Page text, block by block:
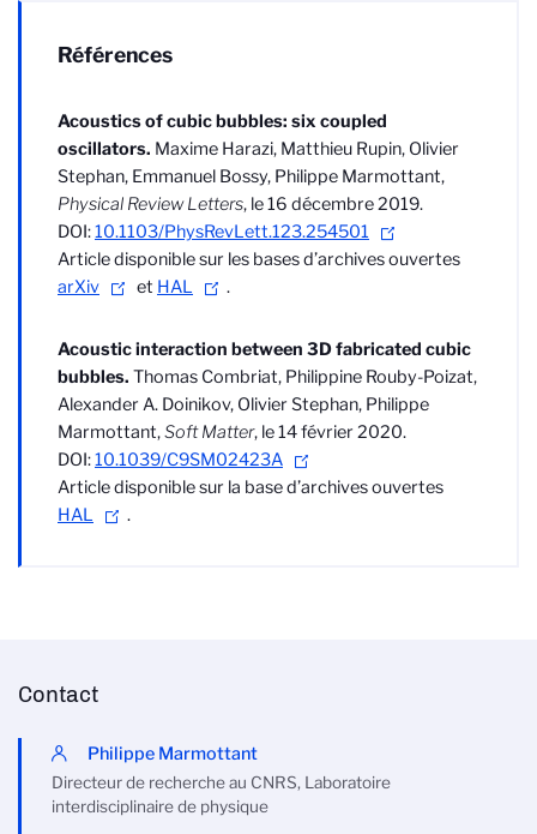
Références
Acoustics of cubic bubbles: six coupled
oscillators. Maxime Harazi, Matthieu Rupin, Olivier
Stephan, Emmanuel Bossy, Philippe Marmottant,
Physical Review Letters, le 16 décembre 2019.
DOI:10.1103/PhysRevLett.123.254501
Article disponible sur les bases d’archives ouvertes
arXiv
et HAL .
Acoustic interaction between 3D fabricated cubic
bubbles. Thomas Combriat, Philippine Rouby-Poizat,
Alexander A. Doinikov, Olivier Stephan, Philippe
Marmottant,Soft Matter, le 14 février 2020.
DOI:10.1039/C9SM02423A
Article disponible sur la base d’archives ouvertes
HAL
.
Contact
Philippe Marmottant
Directeur de recherche au CNRS, Laboratoire
interdisciplinaire de physique